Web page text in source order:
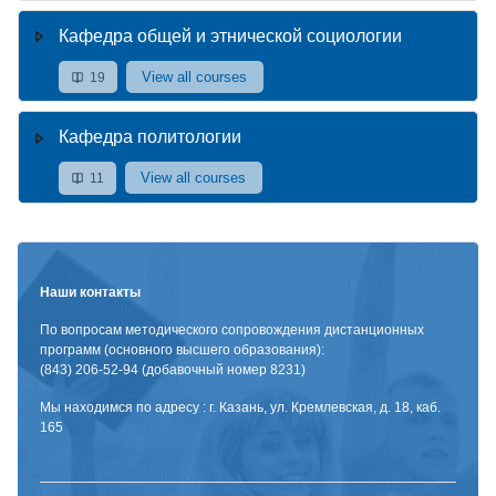
Кафедра общей и этнической социологии
19 View all courses
Кафедра политологии
11 View all courses
Наши контакты
По вопросам методического сопровождения дистанционных
программ (основного высшего образования):
(843) 206-52-94 (добавочный номер 8231)
Мы находимся по адресу : г. Казань, ул. Кремлевская, д. 18, каб.
165